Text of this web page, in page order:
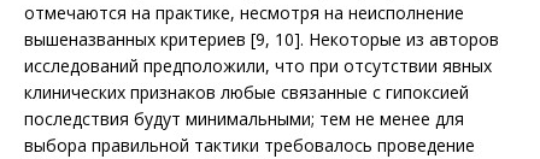
отмечаются на практике, несмотря на неисполнение
вышеназванных критериев [9, 10]. Некоторые из авторов
исследований предположили, что при отсутствии явных
клинических признаков любые связанные с гипоксией
последствия будут минимальными; тем не менее для
выбора правильной тактики требовалось проведение